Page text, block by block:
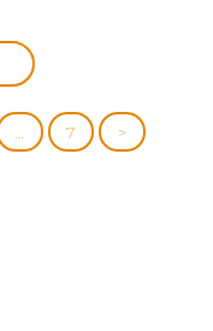
7 >